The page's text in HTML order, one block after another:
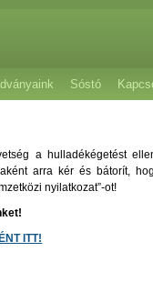
Sóstó
a hulladékégetést
arra kér és bátorít,
nyilatkozat”-ot!
ITT!